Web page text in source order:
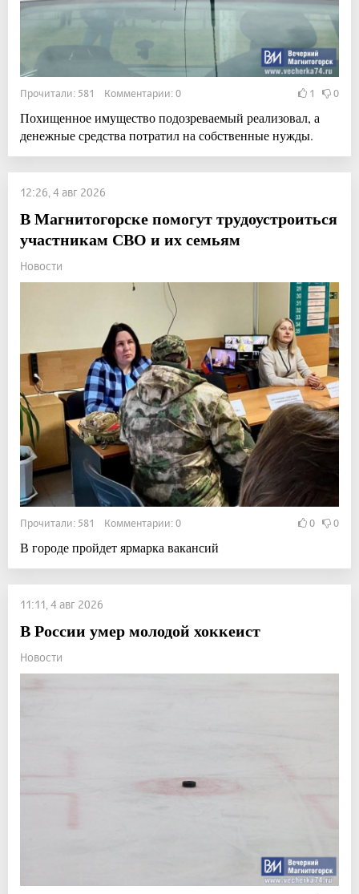
Прочитали: 581 Комментарии: 0 1 0
Похищенное имущество подозреваемый реализовал, а
денежные средства потратил на собственные нужды.
12:26, 4 авг 2026
В Магнитогорске помогут трудоустроиться
участникам СВО и их семьям
Новости
Прочитали: 581 Комментарии: 0 0 0
В городе пройдет ярмарка вакансий
11:11, 4 авг 2026
В России умер молодой хоккеист
Новости